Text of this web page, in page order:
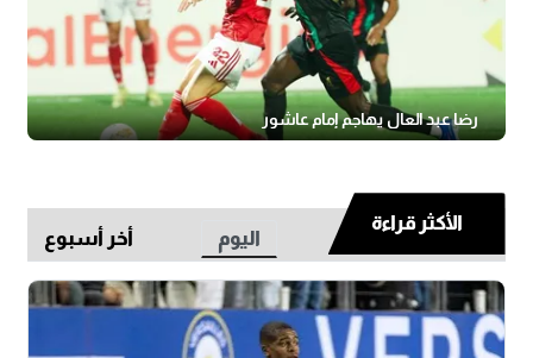
رضا عبد العال يهاجم إمام عاشور
الأكثر قراءة
اليوم أخر أسبوع